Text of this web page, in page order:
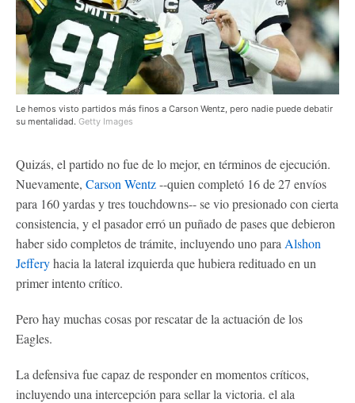
Le hemos visto partidos más finos a Carson Wentz, pero nadie puede debatir
su mentalidad. Getty Images
Quizás, el partido no fue de lo mejor, en términos de ejecución.
Nuevamente, Carson Wentz--quien completó 16 de 27 envíos
para 160 yardas y tres touchdowns-- se vio presionado con cierta
consistencia, y el pasador erró un puñado de pases que debieron
haber sido completos de trámite, incluyendo uno para Alshon
Jefferyhacia la lateral izquierda que hubiera redituado en un
primer intento crítico.
Pero hay muchas cosas por rescatar de la actuación de los
Eagles.
La defensiva fue capaz de responder en momentos críticos,
incluyendo una intercepción para sellar la victoria. el ala